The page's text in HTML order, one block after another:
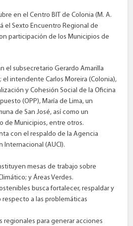
en el Centro BIT de Colonia (M. A.
el Sexto Encuentro Regional de
participación de los Municipios de
el subsecretario Gerardo Amarilla
intendente Carlos Moreira (Colonia),
y Cohesión Social de la Oficina
(OPP), María de Lima, un
de San José, así como un
de Municipios, entre otros.
con el respaldo de la Agencia
Internacional (AUCI).
mesas de trabajo sobre
y Áreas Verdes.
busca fortalecer, respaldar y
a las problemáticas
regionales para generar acciones